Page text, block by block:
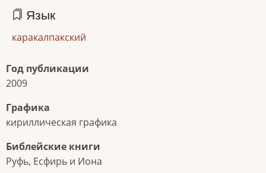
Язык
каракалпакский
Год публикации
2009
Графика
кириллическая графика
Библейские книги
Руфь, Есфирь и Иона